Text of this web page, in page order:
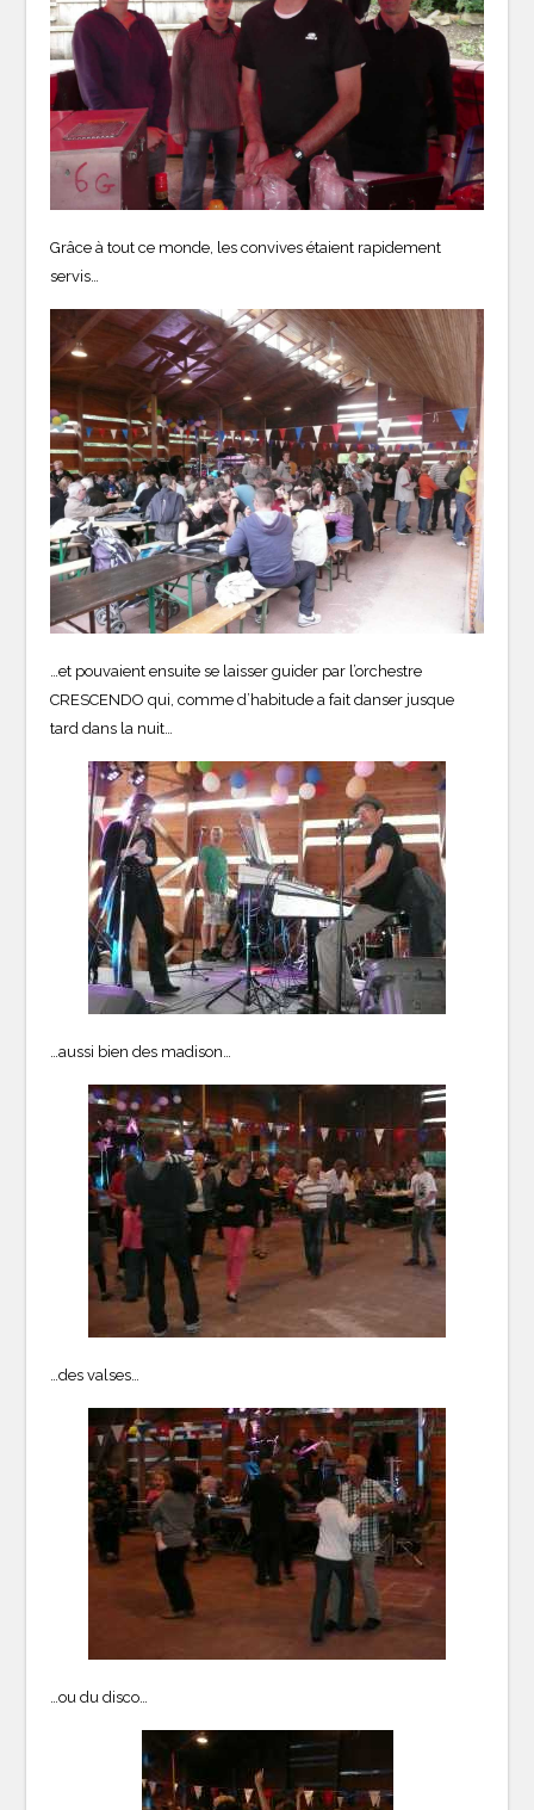
Grâce à tout ce monde, les convives étaient rapidement
servis…
…et pouvaient ensuite se laisser guider par l’orchestre
CRESCENDO qui, comme d’habitude a fait danser jusque
tard dans la nuit…
…aussi bien des madison…
…des valses…
…ou du disco…